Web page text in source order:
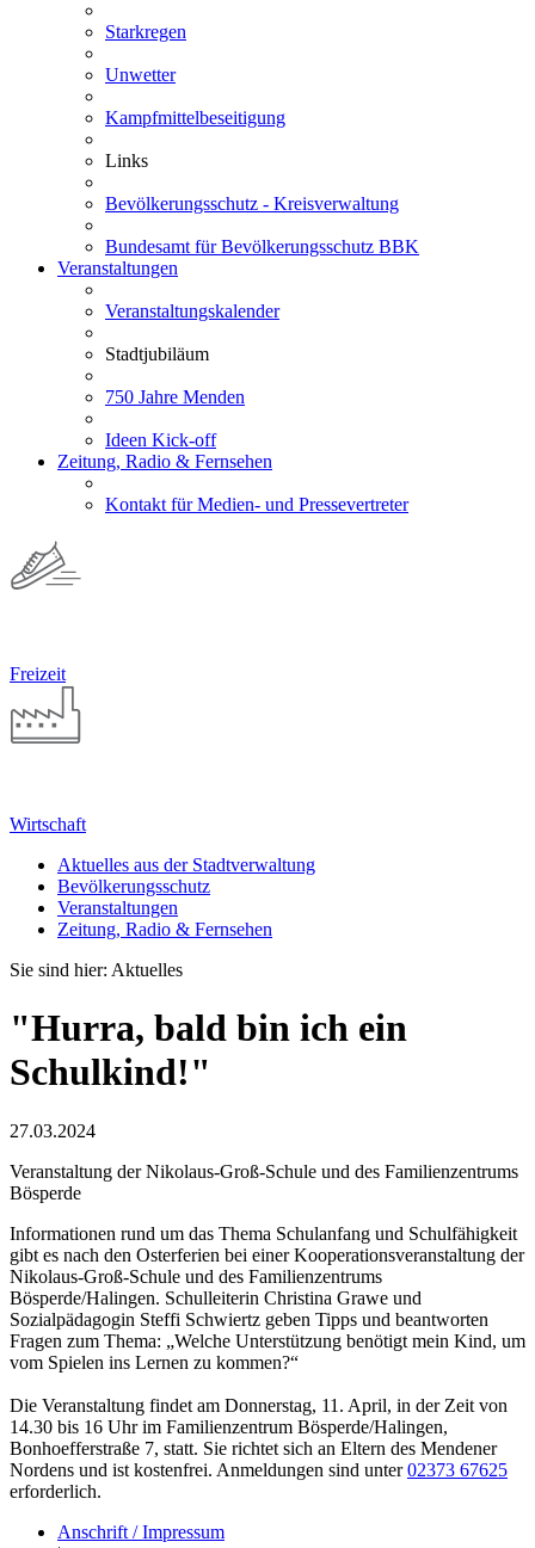
Starkregen
Unwetter
Kampfmittelbeseitigung
Links
Bevölkerungsschutz - Kreisverwaltung
Bundesamt für Bevölkerungsschutz BBK
Veranstaltungen
Veranstaltungskalender
Stadtjubiläum
750 Jahre Menden
Ideen Kick-off
Zeitung, Radio & Fernsehen
Kontakt für Medien- und Pressevertreter
Freizeit
Wirtschaft
Aktuelles aus der Stadtverwaltung
Bevölkerungsschutz
Veranstaltungen
Zeitung, Radio & Fernsehen
Sie sind hier: Aktuelles
"Hurra, bald bin ich ein
Schulkind!"
27.03.2024
Veranstaltung der Nikolaus-Groß-Schule und des Familienzentrums
Bösperde
Informationen rund um das Thema Schulanfang und Schulfähigkeit
gibt es nach den Osterferien bei einer Kooperationsveranstaltung der
Nikolaus-Groß-Schule und des Familienzentrums
Bösperde/Halingen. Schulleiterin Christina Grawe und
Sozialpädagogin Steffi Schwiertz geben Tipps und beantworten
Fragen zum Thema: „Welche Unterstützung benötigt mein Kind, um
vom Spielen ins Lernen zu kommen?“
Die Veranstaltung findet am Donnerstag, 11. April, in der Zeit von
14.30 bis 16 Uhr im Familienzentrum Bösperde/Halingen,
Bonhoefferstraße 7, statt. Sie richtet sich an Eltern des Mendener
Nordens und ist kostenfrei. Anmeldungen sind unter02373 67625
erforderlich.
Anschrift / Impressum